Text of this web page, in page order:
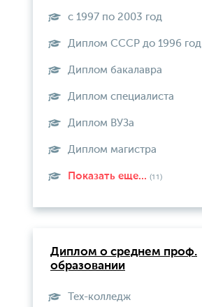
с 1997 по 2003 год
Диплом СССР до 1996 год
Диплом бакалавра
Диплом специалиста
Диплом ВУЗа
Диплом магистра
Показать еще... (11)
Диплом о среднем проф.
образовании
Тех-колледж